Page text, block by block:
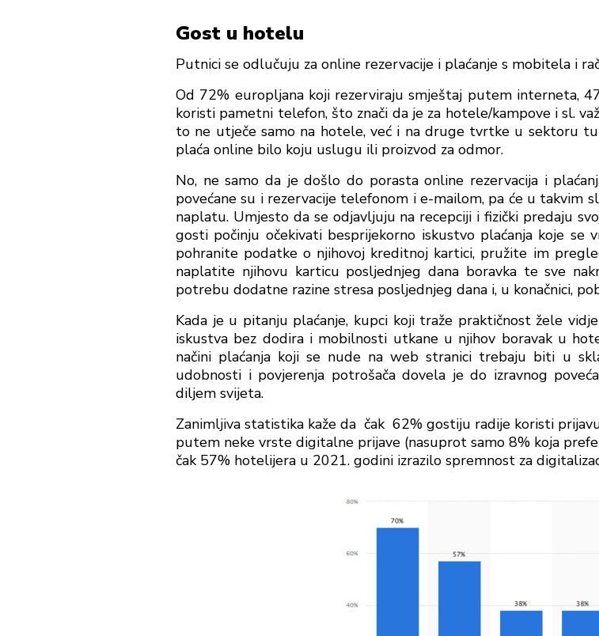
Gost u hotelu
Putnici se odlučuju za online rezervacije i plaćanje s mobitela i
Od 72% europljana koji rezerviraju smještaj putem interneta,
koristi pametni telefon, što znači da je za hotele/kampove i sl.
to ne utječe samo na hotele, već i na druge tvrtke u sektoru
plaća online bilo koju uslugu ili proizvod za odmor.
No, ne samo da je došlo do porasta online rezervacija i
povećane su i rezervacije telefonom i e-mailom, pa će u takvim
naplatu. Umjesto da se odjavljuju na recepciji i fizički predaju
gosti počinju očekivati besprijekorno iskustvo plaćanja koje se
pohranite podatke o njihovoj kreditnoj kartici, pružite im
naplatite njihovu karticu posljednjeg dana boravka te sve
potrebu dodatne razine stresa posljednjeg dana i, u konačnici,
Kada je u pitanju plaćanje, kupci koji traže praktičnost žele
iskustva bez dodira i mobilnosti utkane u njihov boravak u
načini plaćanja koji se nude na web stranici trebaju biti u
udobnosti i povjerenja potrošača dovela je do izravnog
diljem svijeta.
Zanimljiva statistika kaže da čak 62% gostiju radije koristi
putem neke vrste digitalne prijave (nasuprot samo 8% koja
čak 57% hotelijera u 2021. godini izrazilo spremnost za